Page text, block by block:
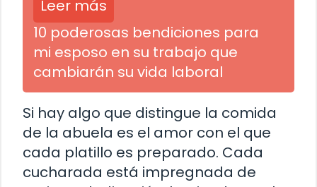
Leer más
10 poderosas bendiciones para
mi esposo en su trabajo que
cambiarán su vida laboral
Si hay algo que distingue la comida
de la abuela es el amor con el que
cada platillo es preparado. Cada
cucharada está impregnada de